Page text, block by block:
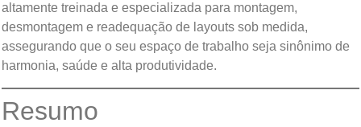
altamente treinada e especializada para montagem,
desmontagem e readequação de layouts sob medida,
assegurando que o seu espaço de trabalho seja sinônimo de
harmonia, saúde e alta produtividade.
Resumo